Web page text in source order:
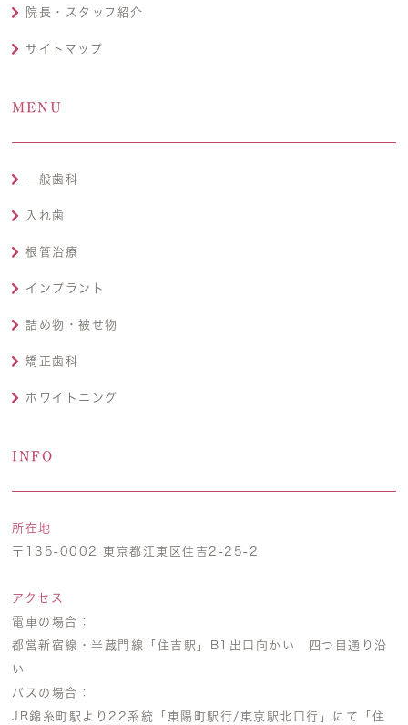
院長・スタッフ紹介
サイトマップ
MENU
一般歯科
入れ歯
根管治療
インプラント
詰め物・被せ物
矯正歯科
ホワイトニング
INFO
所在地
〒135-0002 東京都江東区住吉2-25-2
アクセス
電車の場合：
都営新宿線・半蔵門線「住吉駅」B1出口向かい 四つ目通り沿
い
バスの場合：
JR錦糸町駅より22系統「東陽町駅行/東京駅北口行」にて「住